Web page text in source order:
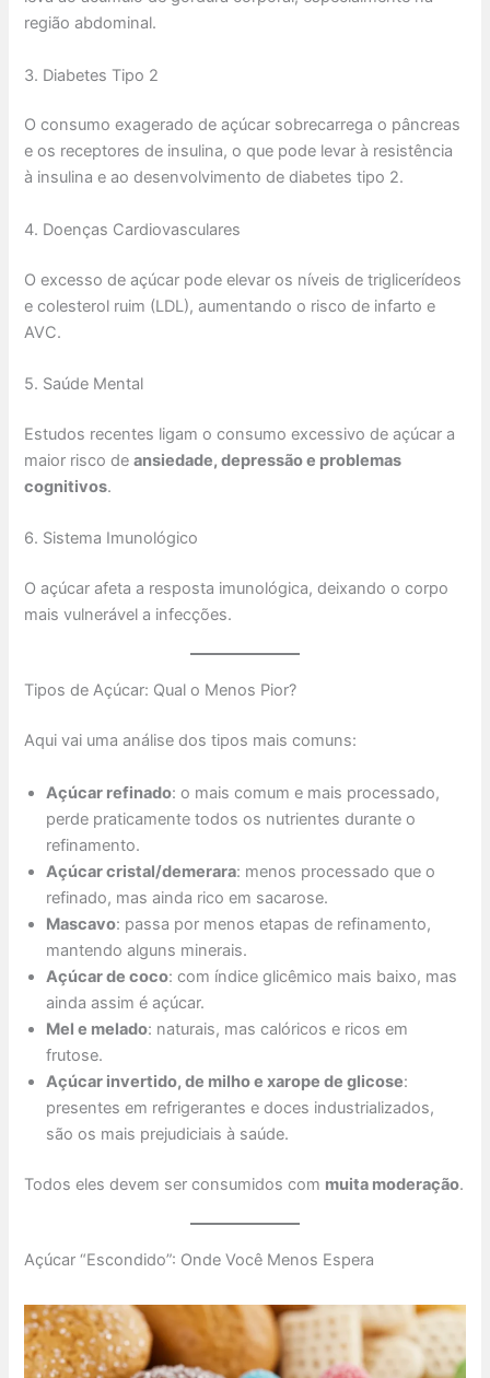
região abdominal.
3. Diabetes Tipo 2
O consumo exagerado de açúcar sobrecarrega o pâncreas
e os receptores de insulina, o que pode levar à resistência
à insulina e ao desenvolvimento de diabetes tipo 2.
4. Doenças Cardiovasculares
O excesso de açúcar pode elevar os níveis de triglicerídeos
e colesterol ruim (LDL), aumentando o risco de infarto e
AVC.
5. Saúde Mental
Estudos recentes ligam o consumo excessivo de açúcar a
maior risco deansiedade, depressão e problemas
cognitivos.
6. Sistema Imunológico
O açúcar afeta a resposta imunológica, deixando o corpo
mais vulnerável a infecções.
Tipos de Açúcar: Qual o Menos Pior?
Aqui vai uma análise dos tipos mais comuns:
Açúcar refinado: o mais comum e mais processado,
perde praticamente todos os nutrientes durante o
refinamento.
Açúcar cristal/demerara: menos processado que o
refinado, mas ainda rico em sacarose.
Mascavo: passa por menos etapas de refinamento,
mantendo alguns minerais.
Açúcar de coco: com índice glicêmico mais baixo, mas
ainda assim é açúcar.
Mel e melado: naturais, mas calóricos e ricos em
frutose.
Açúcar invertido, de milho e xarope de glicose:
presentes em refrigerantes e doces industrializados,
são os mais prejudiciais à saúde.
Todos eles devem ser consumidos com muita moderação.
Açúcar “Escondido”: Onde Você Menos Espera